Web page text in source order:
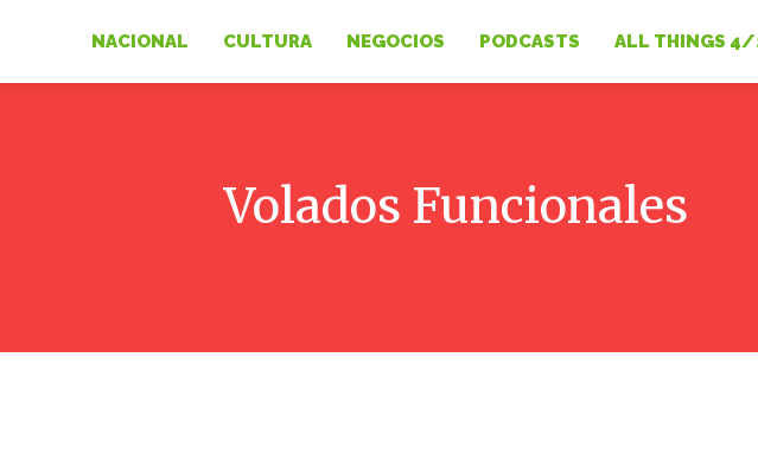
NACIONAL CULTURA NEGOCIOS PODCASTS ALL THINGS
Volados Funcionales